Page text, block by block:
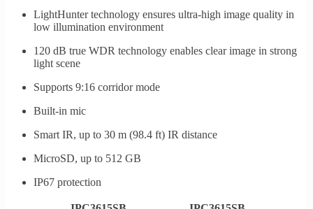
LightHunter technology ensures ultra-high image quality in
low illumination environment
120 dB true WDR technology enables clear image in strong
light scene
Supports 9:16 corridor mode
Built-in mic
Smart IR, up to 30 m (98.4 ft) IR distance
MicroSD, up to 512 GB
IP67 protection